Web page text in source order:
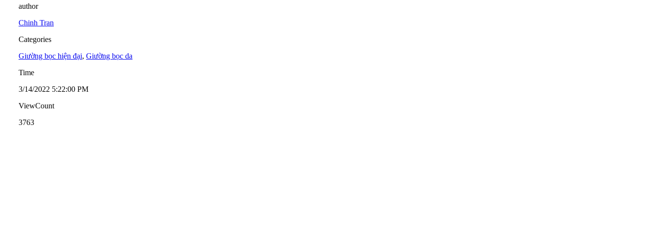
author
Chinh Tran
Categories
Giường bọc hiện đại, Giường bọc da
Time
3/14/2022 5:22:00 PM
ViewCount
3763